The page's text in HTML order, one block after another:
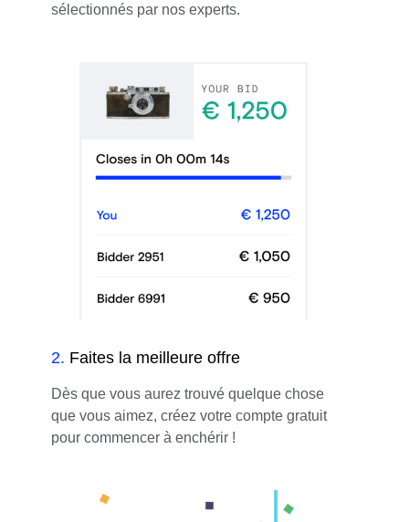
sélectionnés par nos experts.
2. Faites la meilleure offre
Dès que vous aurez trouvé quelque chose
que vous aimez, créez votre compte gratuit
pour commencer à enchérir !